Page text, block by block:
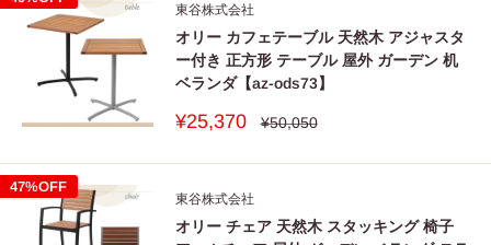
東谷株式会社
オリー カフェテーブル 天然木 アジャスタ
ー付き 正方形 テーブル 屋外 ガーデン 机
ベランダ【az-ods73】
販
価
¥25,370
通
格
¥50,050
47%OFF
東谷株式会社
オリー チェア 天然木 スタッキング 椅子